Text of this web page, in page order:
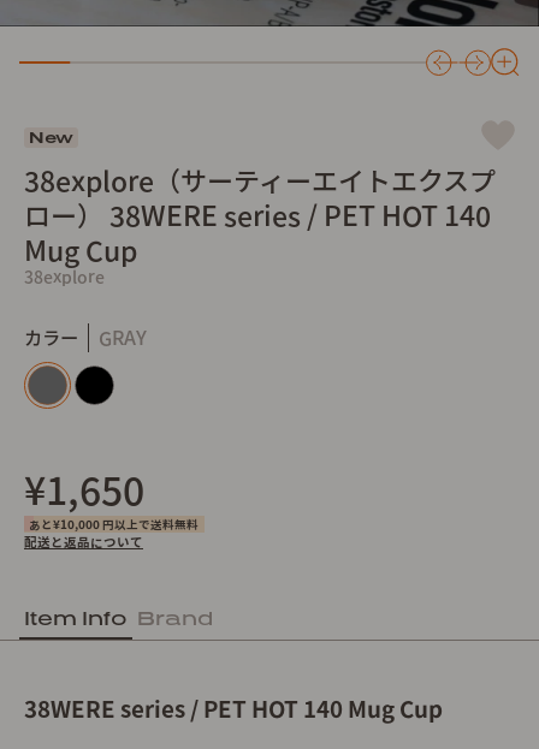
New
38explore（サーティーエイトエクスプ
ロー） 38WERE series / PET HOT 140
Mug Cup
38explore
カラー GRAY
¥1,650
あと¥10,000 円以上で送料無料
配送と返品について
Item Info Brand
38WERE series / PET HOT 140 Mug Cup